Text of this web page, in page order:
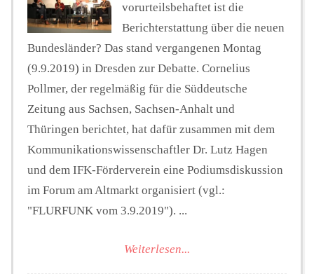
Seminare
Unterstützen
vorurteilsbehaftet ist die
Berichterstattung über die neuen
Bundesländer? Das stand vergangenen Montag
(9.9.2019) in Dresden zur Debatte. Cornelius
Pollmer, der regelmäßig für die Süddeutsche
Zeitung aus Sachsen, Sachsen-Anhalt und
Thüringen berichtet, hat dafür zusammen mit dem
Kommunikationswissenschaftler Dr. Lutz Hagen
und dem IFK-Förderverein eine Podiumsdiskussion
im Forum am Altmarkt organisiert (vgl.:
"FLURFUNK vom 3.9.2019"). ...
Weiterlesen...